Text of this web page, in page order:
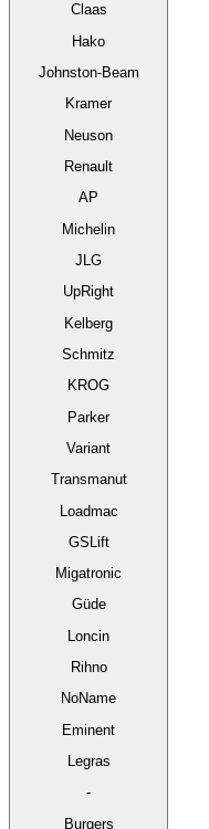
Claas
Hako
Johnston-Beam
Kramer
Neuson
Renault
AP
Michelin
JLG
UpRight
Kelberg
Schmitz
KROG
Parker
Variant
Transmanut
Loadmac
GSLift
Migatronic
Güde
Loncin
Rihno
NoName
Eminent
Legras
-
Burgers